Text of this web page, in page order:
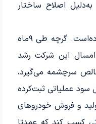
اصلاح ساختار
عملکرد سایپا اما کاملا متفاوت بوده‌است. گرچه طی ۹ماه
امسال این شرکت رشد
سرچشمه می‌گیرد،
در ۹‌ماهه امسال سود عملیاتی ثبت‌کرده
و فروش خودروهای